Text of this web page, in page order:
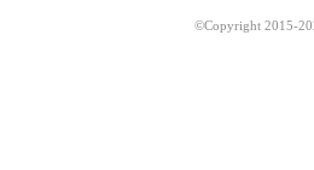
©Copyright 2015-